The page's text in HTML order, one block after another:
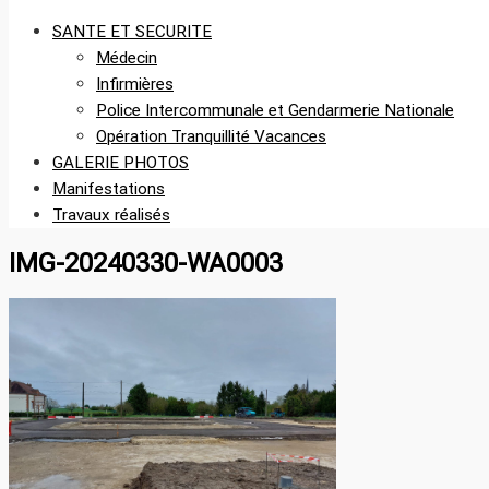
SANTE ET SECURITE
Médecin
Infirmières
Police Intercommunale et Gendarmerie Nationale
Opération Tranquillité Vacances
GALERIE PHOTOS
Manifestations
Travaux réalisés
Le site
IMG-20240330-WA0003